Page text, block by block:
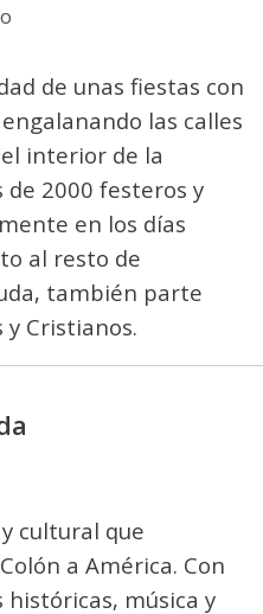
de unas fiestas con
las calles
interior de la
de 2000 festeros y
en los días
al resto de
también parte
Cristianos.
cultural que
a América. Con
música y